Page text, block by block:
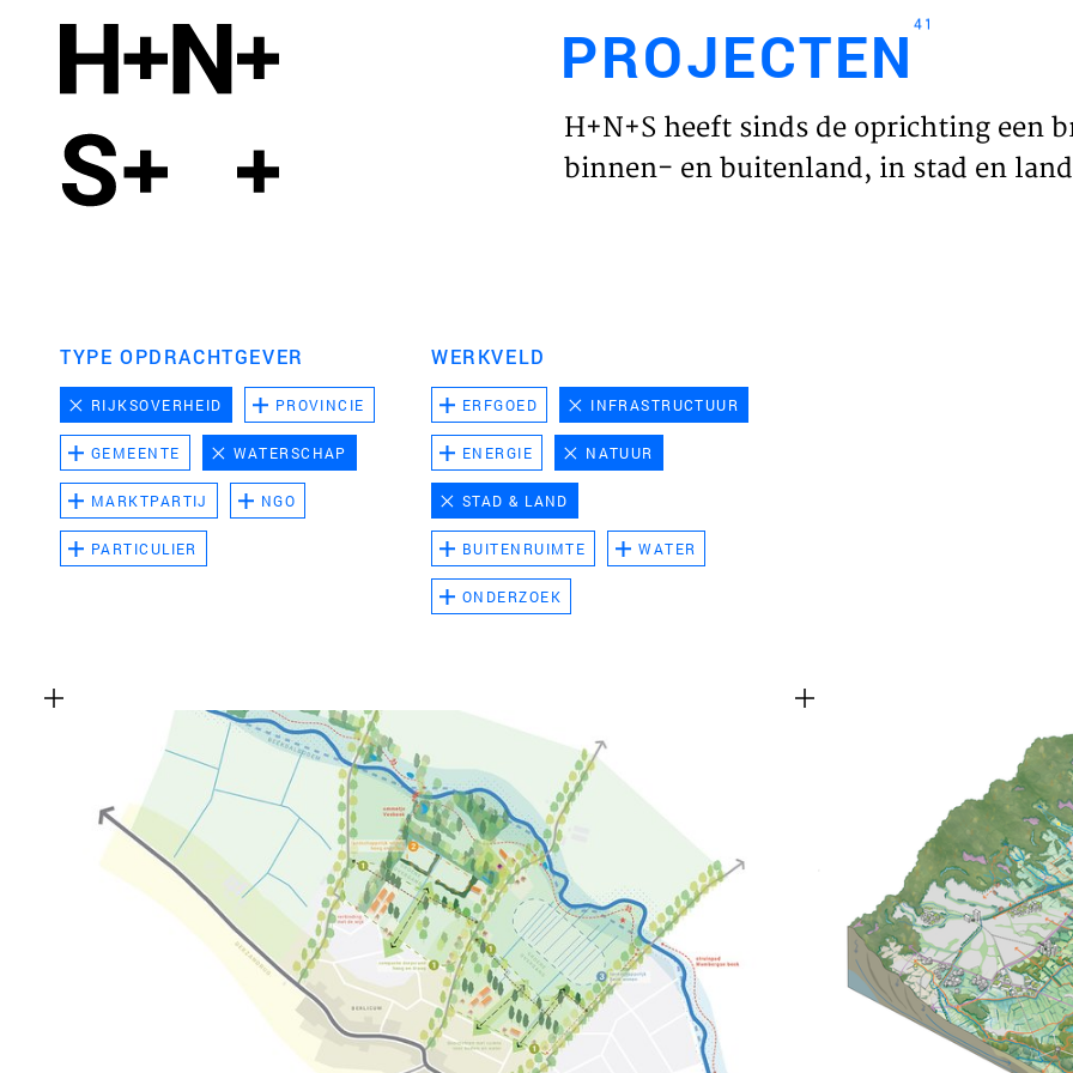
HOME
PROJECTEN 41
H+N+S heeft sinds de oprichting een
binnen- en buitenland, in stad en
TYPE OPDRACHTGEVER
RIJKSOVERHEID PROVINCIE
GEMEENTE WATERSCHAP
MARKTPARTIJ NGO
PARTICULIER
WERKVELD
ERFGOED INFRASTRUCTUUR
ENERGIE NATUUR
STAD & LAND
BUITENRUIMTE WATER
ONDERZOEK